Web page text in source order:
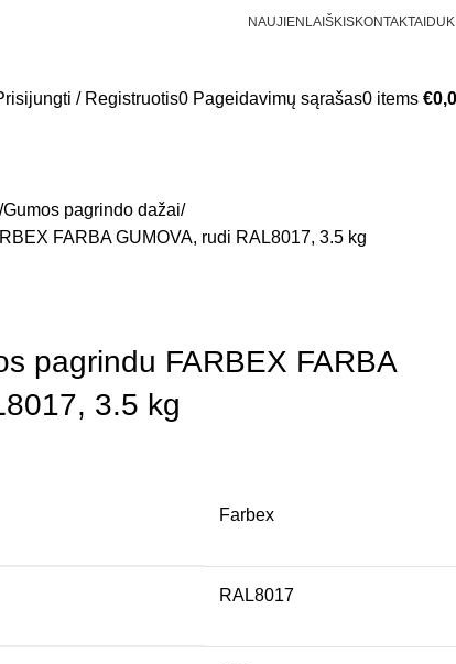
NAUJIENLAIŠKISKONTAKTAI DUK
/ Registruotis0 Pageidavimų sąrašas0 items €
Gumos pagrindo dažai
FARBA GUMOVA, rudi RAL8017, 3.5 kg
pagrindu FARBEX FARBA
3.5 kg
Farbex
RAL8017